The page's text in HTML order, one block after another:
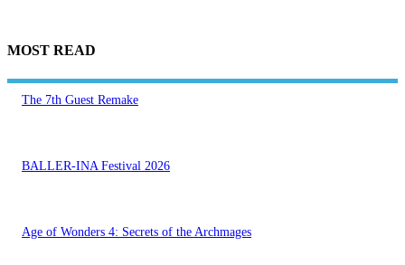
MOST READ
The 7th Guest Remake
BALLER-INA Festival 2026
Age of Wonders 4: Secrets of the Archmages